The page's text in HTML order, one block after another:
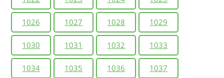
1026 1027 1028 1029
1030 1031 1032 1033
1034 1035 1036 1037